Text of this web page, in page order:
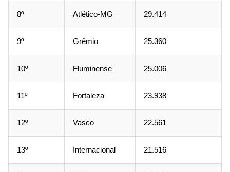
8º Atlético-MG 29.414
9º Grêmio 25.360
10º Fluminense 25.006
11º Fortaleza 23.938
12º Vasco 22.561
13º Internacional 21.516